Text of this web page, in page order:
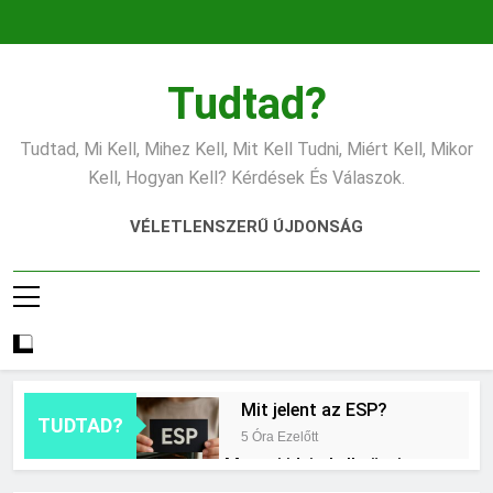
Tudtad?
Tudtad, Mi Kell, Mihez Kell, Mit Kell Tudni, Miért Kell, Mikor
Kell, Hogyan Kell? Kérdések És Válaszok.
VÉLETLENSZERŰ ÚJDONSÁG
TUDTAD?
Mit jelent az ESP?
5 Óra Ezelőtt
Mennyi ideig kell sütni a